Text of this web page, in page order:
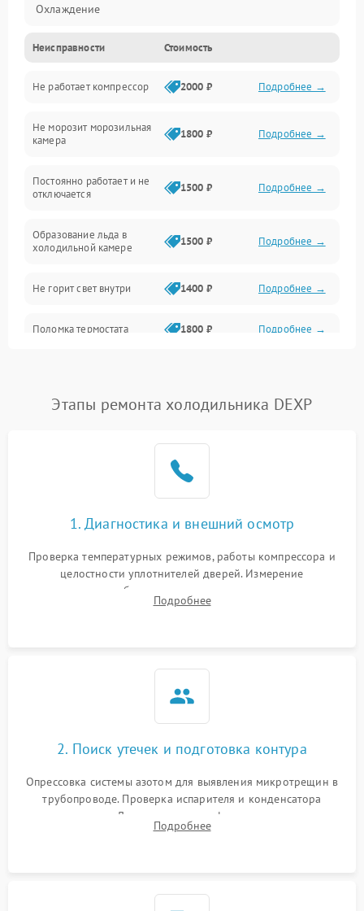
Охлаждение
Механика
Электропитание
Дренаж
Неисправности Стоимость
Не работает компрессор 2000 ₽ Подробнее →
Не морозит морозильная
камера
1800 ₽ Подробнее →
Постоянно работает и не
отключается
1500 ₽ Подробнее →
Образование льда в
холодильной камере
1500 ₽ Подробнее →
Не горит свет внутри 1400 ₽ Подробнее →
Поломка термостата 1800 ₽ Подробнее →
Поломка системы No Frost 2600 ₽ Подробнее →
работе
2000 ₽ Подробнее →
1000 ₽
1800 ₽
Этапы ремонта холодильника DEXP
1. Диагностика и внешний осмотр
Проверка температурных режимов, работы компрессора и
целостности уплотнителей дверей. Измерение
сопротивления обмоток мотора, проверка термостата и
считывание кодов ошибок с электронного дисплея.
Подробнее
2. Поиск утечек и подготовка контура
Опрессовка системы азотом для выявления микротрещин в
трубопроводе. Проверка испарителя и конденсатора
течеискателем. Демонтаж старого фильтра-осушителя и
продувка капиллярной трубки для устранения засоров.
Подробнее